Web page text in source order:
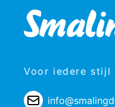
Voor iedere stijl